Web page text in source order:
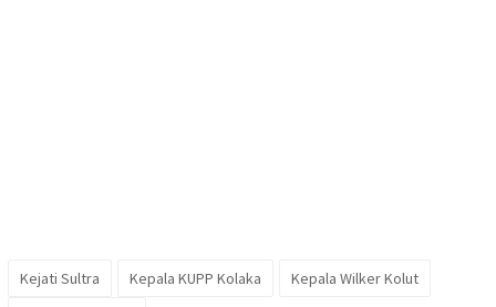
Kejati Sultra Kepala KUPP Kolaka
Kepala Wilker Kolut